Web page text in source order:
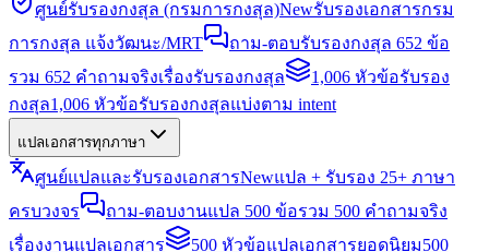
ศูนย์รับรองกงสุล (กรมการกงสุล)Newรับรองเอกสารกรม
การกงสุล แจ้งวัฒนะ/MRT
ถาม-ตอบรับรองกงสุล 652 ข้อ
รวม 652 คำถามจริงเรื่องรับรองกงสุล
1,006 หัวข้อรับรอง
กงสุล1,006 หัวข้อรับรองกงสุลแบ่งตาม intent
แปลเอกสารทุกภาษา
ศูนย์แปลและรับรองเอกสารNewแปล + รับรอง 25+ ภาษา
ครบวงจร
ถาม-ตอบงานแปล 500 ข้อรวม 500 คำถามจริง
เรื่องงานแปลเอกสาร
500 หัวข้อแปลเอกสารยอดนิยม500